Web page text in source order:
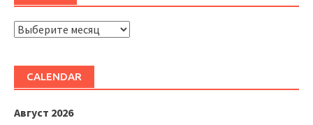
ARHIVĂ
CALENDAR
Август 2026